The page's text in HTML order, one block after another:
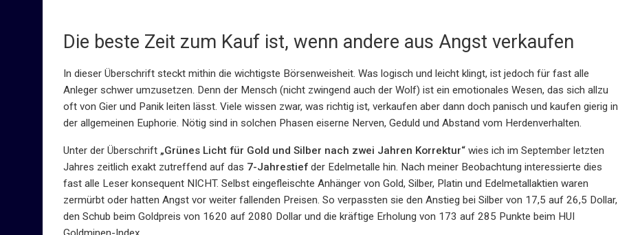
Die beste Zeit zum Kauf ist, wenn andere aus Angst verkaufen
In dieser Überschrift steckt mithin die wichtigste Börsenweisheit. Was logisch und leicht klingt, ist jedoch für fast alle
Anleger schwer umzusetzen. Denn der Mensch (nicht zwingend auch der Wolf) ist ein emotionales Wesen, das sich allzu
oft von Gier und Panik leiten lässt. Viele wissen zwar, was richtig ist, verkaufen aber dann doch panisch und kaufen gierig in
der allgemeinen Euphorie. Nötig sind in solchen Phasen eiserne Nerven, Geduld und Abstand vom Herdenverhalten.
Unter der Überschrift „Grünes Licht für Gold und Silber nach zwei Jahren Korrektur“ wies ich im September letzten
Jahres zeitlich exakt zutreffend auf das 7-Jahrestief der Edelmetalle hin. Nach meiner Beobachtung interessierte dies
fast alle Leser konsequent NICHT. Selbst eingefleischte Anhänger von Gold, Silber, Platin und Edelmetallaktien waren
zermürbt oder hatten Angst vor weiter fallenden Preisen. So verpassten sie den Anstieg bei Silber von 17,5 auf 26,5 Dollar,
den Schub beim Goldpreis von 1620 auf 2080 Dollar und die kräftige Erholung von 173 auf 285 Punkte beim HUI